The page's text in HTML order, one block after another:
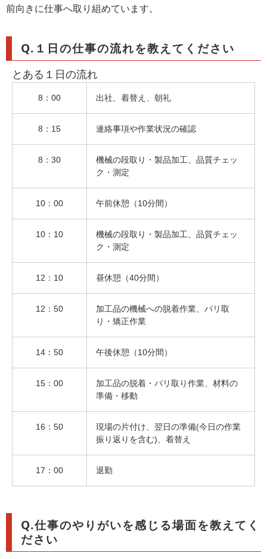
前向きに仕事へ取り組めています。
Q.１日の仕事の流れを教えてください
とある１日の流れ
8：00 出社、着替え、朝礼
8：15 連絡事項や作業状況の確認
8：30
機械の段取り・製品加工、品質チェッ
ク・測定
10：00 午前休憩（10分間）
10：10
機械の段取り・製品加工、品質チェッ
ク・測定
12：10 昼休憩（40分間）
12：50
加工品の機械への脱着作業、バリ取
り・矯正作業
14：50 午後休憩（10分間）
15：00
加工品の脱着・バリ取り作業、材料の
準備・移動
16：50
現場の片付け、翌日の準備(今日の作業
振り返りを含む)、着替え
17：00 退勤
Q.仕事のやりがいを感じる場面を教えてく
ださい